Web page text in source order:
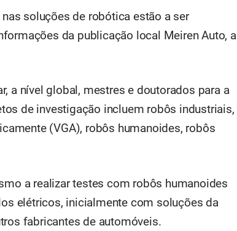
nas soluções de robótica estão a ser
da publicação local Meiren Auto, a
a nível global, mestres e doutorados para a
de investigação incluem robôs industriais,
(VGA), robôs humanoides, robôs
a realizar testes com robôs humanoides
elétricos, inicialmente com soluções da
fabricantes de automóveis.